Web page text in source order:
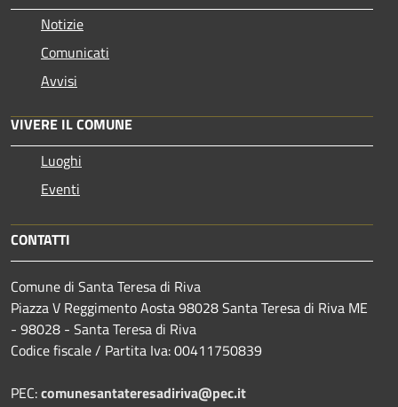
Notizie
Comunicati
Avvisi
VIVERE IL COMUNE
Luoghi
Eventi
CONTATTI
Comune di Santa Teresa di Riva
Piazza V Reggimento Aosta 98028 Santa Teresa di Riva ME
- 98028 - Santa Teresa di Riva
Codice fiscale / Partita Iva: 00411750839
PEC:comunesantateresadiriva@pec.it